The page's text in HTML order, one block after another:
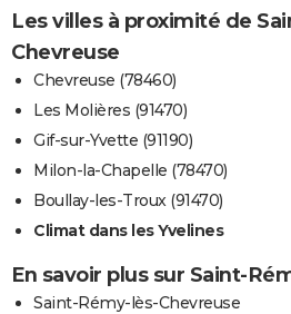
Les villes à proximité de
Chevreuse
Chevreuse (78460)
Les Molières (91470)
Gif-sur-Yvette (91190)
Milon-la-Chapelle (78470)
Boullay-les-Troux (91470)
Climat dans les Yvelines
En savoir plus sur Saint-
Saint-Rémy-lès-Chevreuse